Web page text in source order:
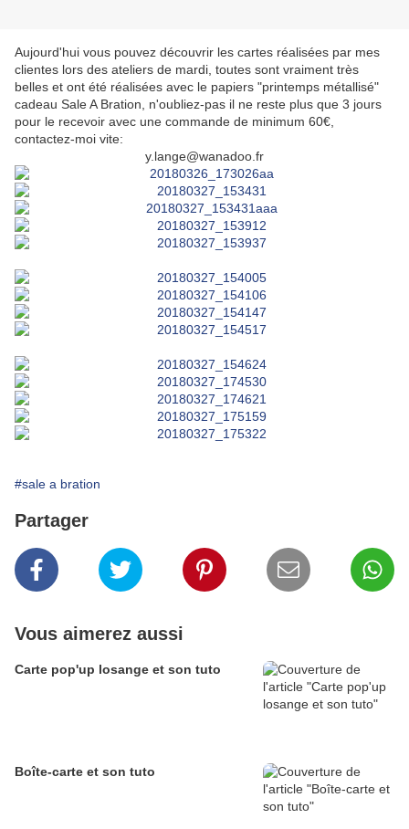
Aujourd'hui vous pouvez découvrir les cartes réalisées par mes
clientes lors des ateliers de mardi, toutes sont vraiment très
belles et ont été réalisées avec le papiers "printemps métallisé"
cadeau Sale A Bration, n'oubliez-pas il ne reste plus que 3 jours
pour le recevoir avec une commande de minimum 60€,
contactez-moi vite:
y.lange@wanadoo.fr
#sale a bration
Partager
Vous aimerez aussi
Carte pop'up losange et son tuto
Boîte-carte et son tuto